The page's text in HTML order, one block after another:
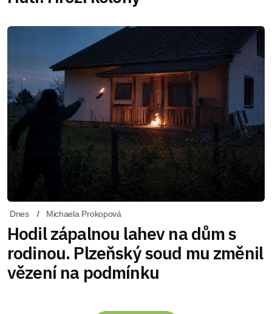
Dnes Michaela Prokopová
Hodil zápalnou lahev na dům s
rodinou. Plzeňský soud mu změnil
vězení na podmínku